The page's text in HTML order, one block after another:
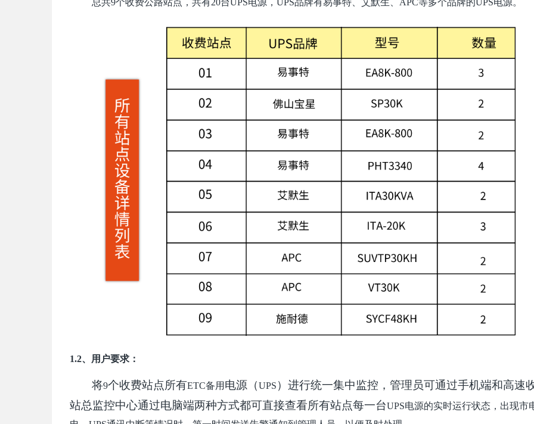
总共9个收费公路站点，共有20台UPS电源，UPS品牌有易事特、艾默生、APC等多个品牌的UPS电源。
1.2、用户要求：
将9个收费站点所有ETC备用 电源（UPS ）进行统一集中监控，管理员可通过手机端和高速
站总监控中心通过电脑端两种方式都可直接查看所有站点每一台UPS电源的实时运行状态，出现市